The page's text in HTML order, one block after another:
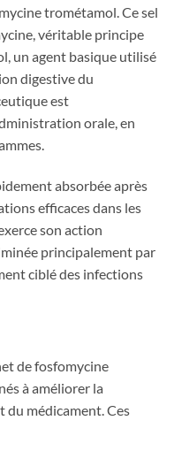
trométamol. Ce sel
véritable principe
un agent basique utilisé
digestive du
est
orale, en
absorbée après
efficaces dans les
son action
principalement par
ciblé des infections
de fosfomycine
à améliorer la
du médicament. Ces